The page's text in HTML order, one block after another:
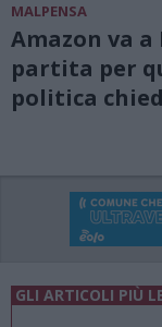
MALPENSA
Amazon va
partita per
politica
GLI ARTICOLI PIÙ